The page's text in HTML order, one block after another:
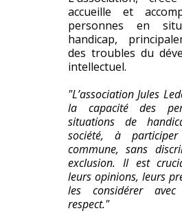
accueille et
personnes en
handicap,
des troubles du
intellectuel.
"L’association Jules
la capacité des
situations de
société, à
commune, sans
exclusion. Il est
leurs opinions, leurs
les considérer
respect."